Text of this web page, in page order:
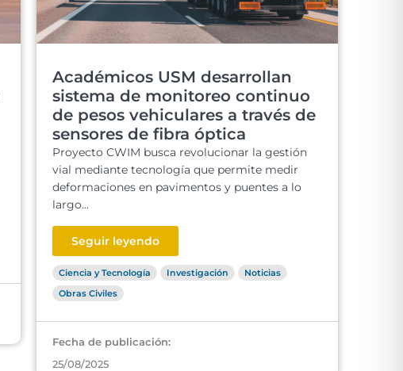
Académicos USM desarrollan
sistema de monitoreo continuo
de pesos vehiculares a través de
sensores de fibra óptica
Proyecto CWIM busca revolucionar la gestión
vial mediante tecnología que permite medir
deformaciones en pavimentos y puentes a lo
largo...
Seguir leyendo
Ciencia y Tecnología Investigación
Noticias
Obras Civiles
Fecha de publicación:
25/08/2025